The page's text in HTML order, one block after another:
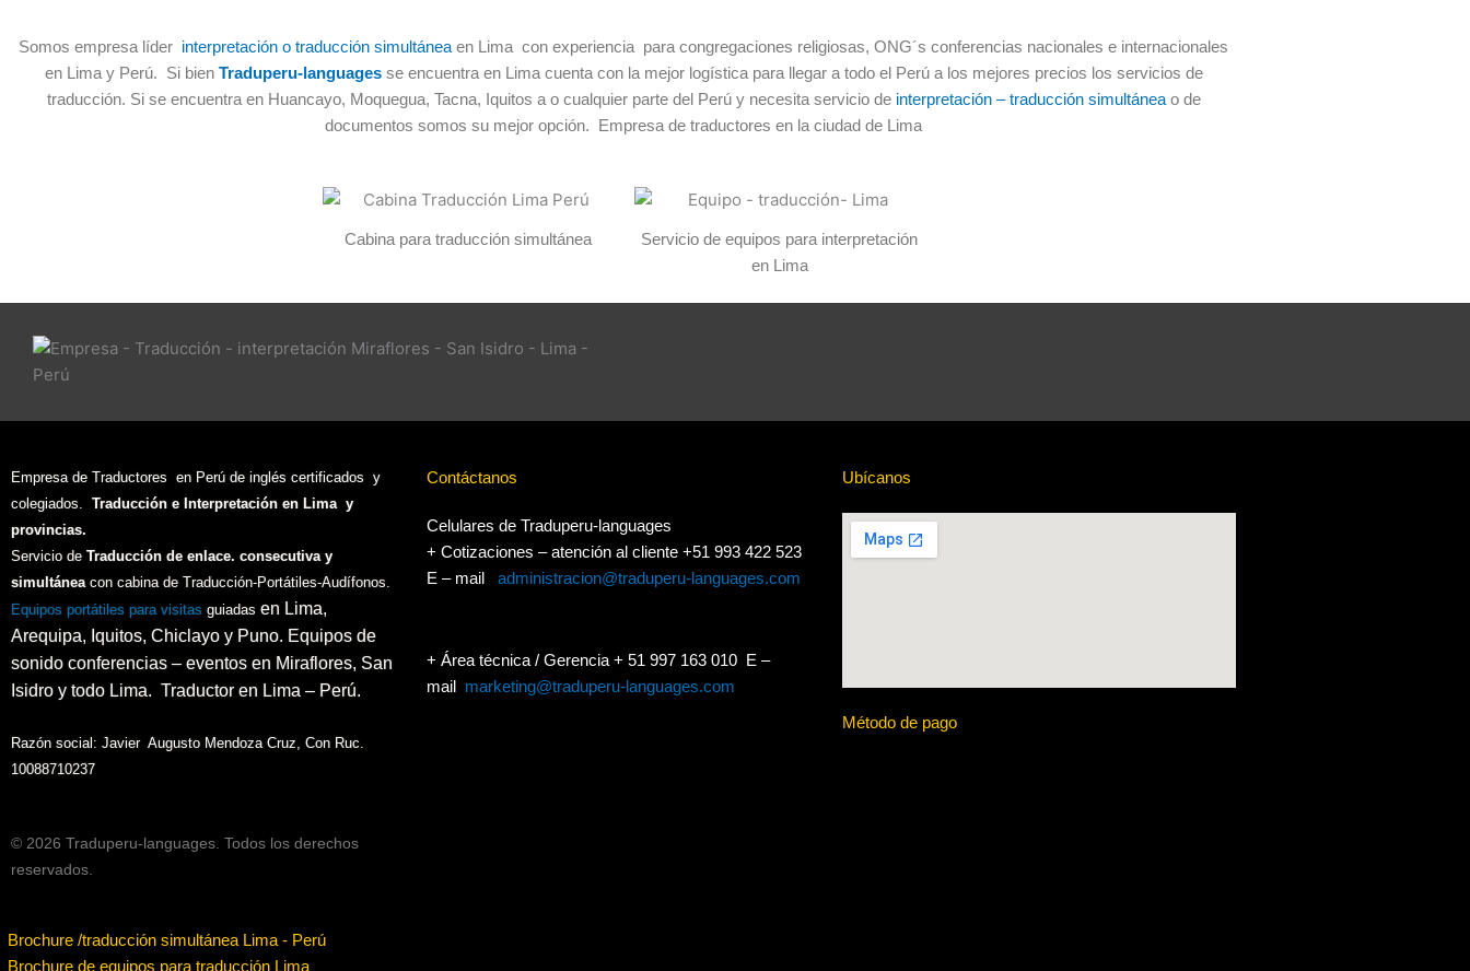
Somos empresa líder interpretación o traducción simultánea en Lima con experiencia para congregaciones religiosas, ONG´s conferencias nacionales e internacionales
en Lima y Perú. Si bien Traduperu-languagesse encuentra en Lima cuenta con la mejor logística para llegar a todo el Perú a los mejores precios los servicios de
traducción. Si se encuentra en Huancayo, Moquegua, Tacna, Iquitos a o cualquier parte del Perú y necesita servicio de interpretación – traducción simultáneao de
documentos somos su mejor opción. Empresa de traductores en la ciudad de Lima
Cabina para traducción simultánea
Servicio de equipos para interpretación
en Lima
Empresa de Traductores en Perú de inglés certificados y
colegiados. Traducción e Interpretación en Lima y
provincias.
Servicio de Traducción de enlace. consecutiva y
simultáneacon cabina de Traducción-Portátiles-Audífonos.
Equipos portátiles para visitas guiadas en Lima,
Arequipa, Iquitos, Chiclayo y Puno. Equipos de
sonido conferencias – eventos en Miraflores, San
Isidro y todo Lima. Traductor en Lima – Perú.
Razón social: Javier Augusto Mendoza Cruz, Con Ruc.
10088710237
© 2026 Traduperu-languages. Todos los derechos
reservados.
Brochure /traducción simultánea Lima - Perú
Brochure de equipos para traducción Lima
Contáctanos
Celulares de Traduperu-languages
+ Cotizaciones – atención al cliente +51 993 422 523
E – mail administracion@traduperu-languages.com
+ Área técnica / Gerencia + 51 997 163 010 E –
mail marketing@traduperu-languages.com
Ubícanos
Método de pago